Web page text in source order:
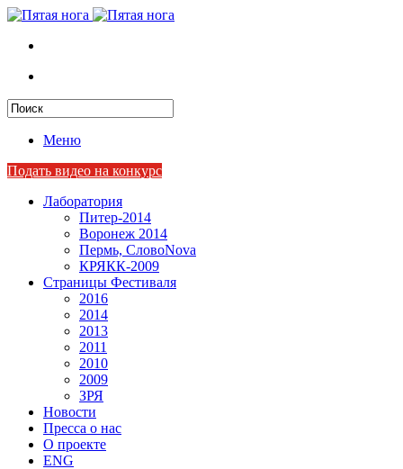
Меню
Подать видео на конкурс
Лаборатория
Питер-2014
Воронеж 2014
Пермь, СловоNova
КРЯКК-2009
Страницы Фестиваля
2016
2014
2013
2011
2010
2009
ЗРЯ
Новости
Пресса о нас
О проекте
ENG